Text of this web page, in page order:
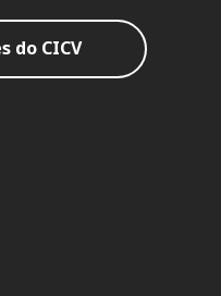
do CICV